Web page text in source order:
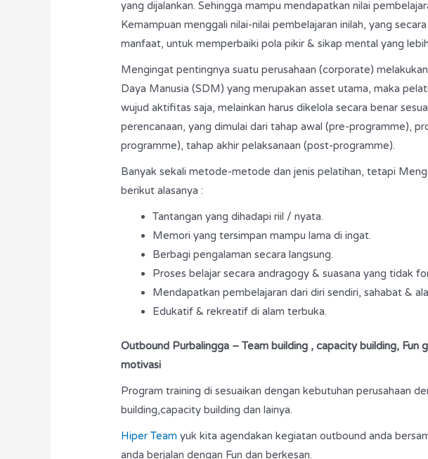
yang dijalankan. Sehingga mampu mendapatkan nilai
Kemampuan menggali nilai-nilai pembelajaran inilah, yang
manfaat, untuk memperbaiki pola pikir & sikap mental yang
Mengingat pentingnya suatu perusahaan (corporate)
Daya Manusia (SDM) yang merupakan asset utama, maka
wujud aktifitas saja, melainkan harus dikelola secara benar
perencanaan, yang dimulai dari tahap awal (pre-programme),
programme), tahap akhir pelaksanaan (post-programme).
Banyak sekali metode-metode dan jenis pelatihan, tetapi
berikut alasanya :
Tantangan yang dihadapi riil / nyata.
Memori yang tersimpan mampu lama di ingat.
Berbagi pengalaman secara langsung.
Proses belajar secara andragogy & suasana yang tidak
Mendapatkan pembelajaran dari diri sendiri, sahabat &
Edukatif & rekreatif di alam terbuka.
Outbound Purbalingga – Team building , capacity building, Fun
motivasi
Program training di sesuaikan dengan kebutuhan perusahaan
building,capacity building dan lainya.
Hiper Team yuk kita agendakan kegiatan outbound anda
anda berjalan dengan Fun dan berkesan.